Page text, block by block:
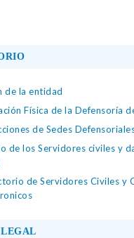
de la entidad
Física de la Defensoría
de Sedes
de los Servidores civiles y
de Servidores Civiles y